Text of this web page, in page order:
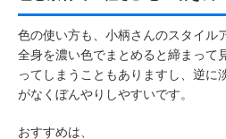
色の使い方も、小柄さんのスタイル
全身を濃い色でまとめると締まって
ってしまうこともありますし、逆に
がなくぼんやりしやすいです。
おすすめは、